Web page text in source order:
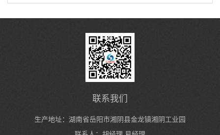
联系我们
生产地址：湖南省岳阳市湘阴县金龙镇湘阴工业园